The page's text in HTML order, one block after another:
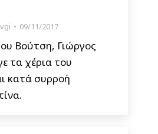
09/11/2017
Βούτση, Γιώργος
τα χέρια του
κατά συρροή